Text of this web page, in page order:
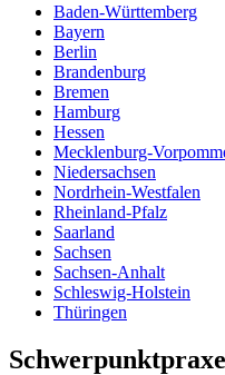
Baden-Württemberg
Bayern
Berlin
Brandenburg
Bremen
Hamburg
Hessen
Mecklenburg-
Niedersachsen
Nordrhein-Westfalen
Rheinland-Pfalz
Saarland
Sachsen
Sachsen-Anhalt
Schleswig-Holstein
Thüringen